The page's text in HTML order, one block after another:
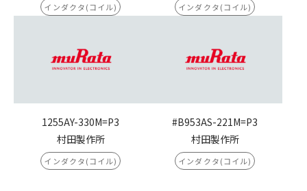
インダクタ(コイル) インダクタ(コイル)
1255AY-330M=P3
村田製作所
インダクタ(コイル)
#B953AS-221M=P3
村田製作所
インダクタ(コイル)